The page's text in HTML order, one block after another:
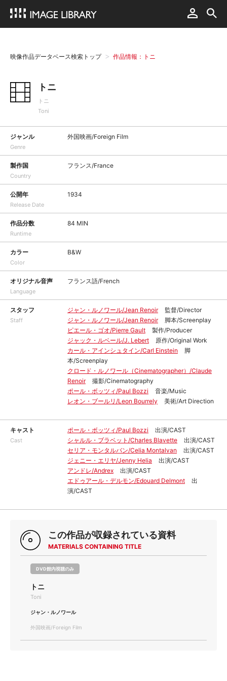
映像作品データベース検索トップ 作品情報：トニ
トニ
トニ
Toni
ジャンル
Genre
外国映画/Foreign Film
製作国
Country
フランス/France
公開年
Release Date
1934
作品分数
Runtime
84 MIN
カラー
Color
B&W
オリジナル音声
Language
フランス語/French
スタッフ
Staff
ジャン・ルノワール/Jean Renoir
監督/Director
ジャン・ルノワール/Jean Renoir
脚本/Screenplay
ピエール・ゴオ/Pierre Gault
製作/Producer
ジャック・ルベール/J. Lebert
原作/Original Work
カール・アインシュタイン/Carl Einstein
脚
本/Screenplay
クロード・ルノワール（Cinematographer）/Claude
Renoir
撮影/Cinematography
ポール・ボッツィ/Paul Bozzi
音楽/Music
レオン・ブールリ/Leon Bourrely
美術/Art Direction
キャスト
Cast
ポール・ボッツィ/Paul Bozzi
出演/CAST
シャルル・ブラベット/Charles Blavette
出演/CAST
セリア・モンタルバン/Celia Montalvan
出演/CAST
ジェニー・エリヤ/Jenny Helia
出演/CAST
アンドレ/Andrex
出演/CAST
エドゥアール・デルモン/Edouard Delmont
出
演/CAST
この作品が収録されている資料
MATERIALS CONTAINING TITLE
DVD館内視聴のみ
トニ
Toni
ジャン・ルノワール
外国映画/Foreign Film